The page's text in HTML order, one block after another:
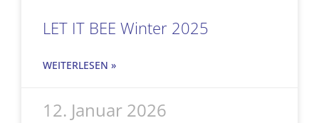
LET IT BEE Winter 2025
WEITERLESEN »
12. Januar 2026